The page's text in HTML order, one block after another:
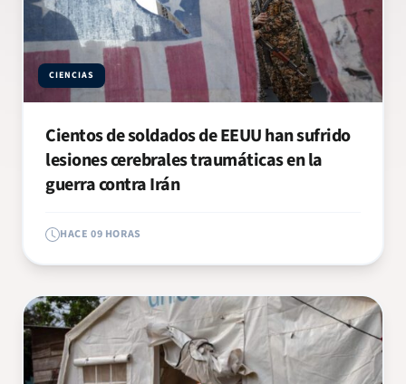
CIENCIAS
Cientos de soldados de EEUU han sufrido
lesiones cerebrales traumáticas en la
guerra contra Irán
HACE 09 HORAS